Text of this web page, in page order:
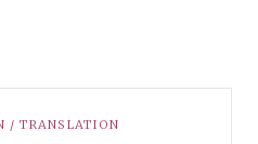
/ TRANSLATION